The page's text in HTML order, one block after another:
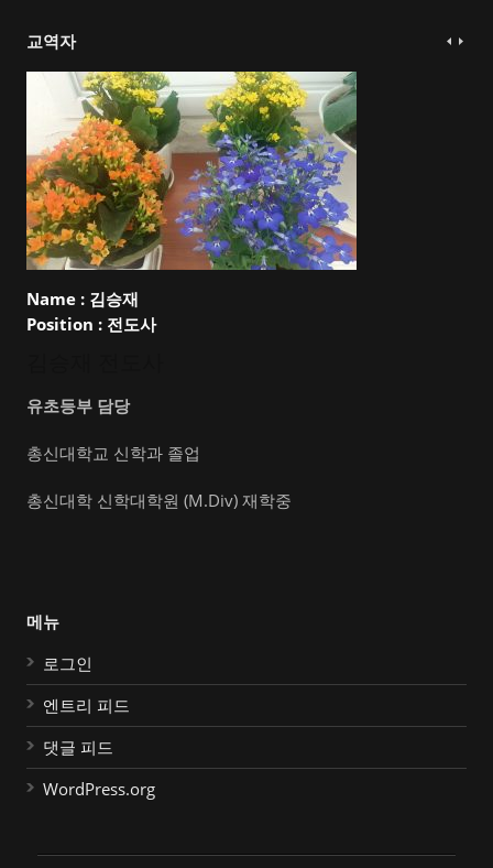
교역자
Name : 김승재
Position : 전도사
유초등부 담당
총신대학교 신학과 졸업
총신대학 신학대학원 (M.Div) 재학중
메뉴
로그인
엔트리 피드
댓글 피드
WordPress.org